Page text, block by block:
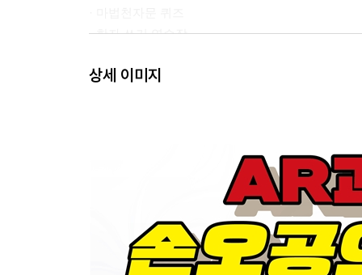
· 한자 쓰기 연습장
상세 이미지